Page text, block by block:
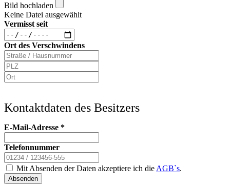
Bild hochladen
Keine Datei ausgewählt
Vermisst seit
Ort des Verschwindens
Kontaktdaten des Besitzers
E-Mail-Adresse *
Telefonnummer
Mit Absenden der Daten akzeptiere ich die AGB`s.
Absenden